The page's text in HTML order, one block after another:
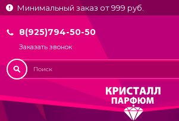
Минимальный заказ от 999 руб.
8(925)794-50-50
Заказать звонок